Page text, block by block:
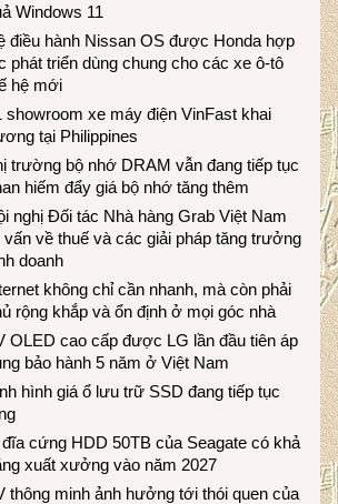
Windows 11
điều hành Nissan OS được Honda hợp
phát triển dùng chung cho các xe ô-tô
hệ mới
showroom xe máy điện VinFast khai
tại Philippines
trường bộ nhớ DRAM vẫn đang tiếp tục
hiếm đẩy giá bộ nhớ tăng thêm
nghị Đối tác Nhà hàng Grab Việt Nam
về thuế và các giải pháp tăng trưởng
doanh
không chỉ cần nhanh, mà còn phải
rộng khắp và ổn định ở mọi góc nhà
OLED cao cấp được LG lần đầu tiên áp
bảo hành 5 năm ở Việt Nam
hình giá ổ lưu trữ SSD đang tiếp tục
cứng HDD 50TB của Seagate có khả
xuất xưởng vào năm 2027
thông minh ảnh hưởng tới thói quen của